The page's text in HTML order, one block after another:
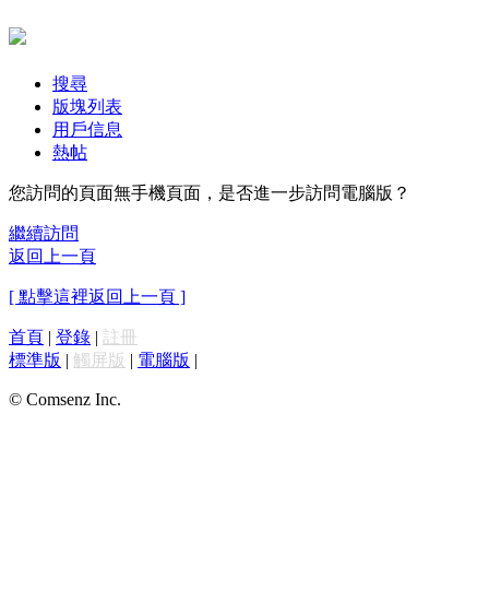
搜尋
版塊列表
用戶信息
熱帖
您訪問的頁面無手機頁面，是否進一步訪問電腦版？
繼續訪問
返回上一頁
[ 點擊這裡返回上一頁 ]
首頁 | 登錄 | 註冊
標準版 | 觸屏版 | 電腦版 |
© Comsenz Inc.